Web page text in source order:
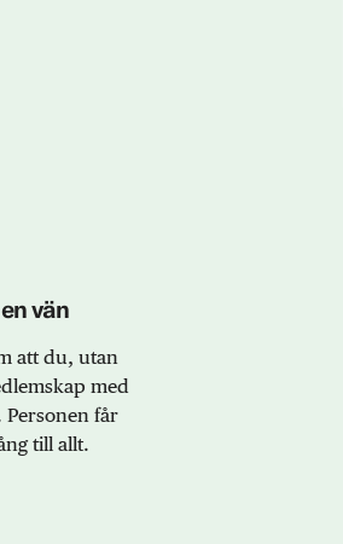
vän
att du, utan
med
får
till allt.